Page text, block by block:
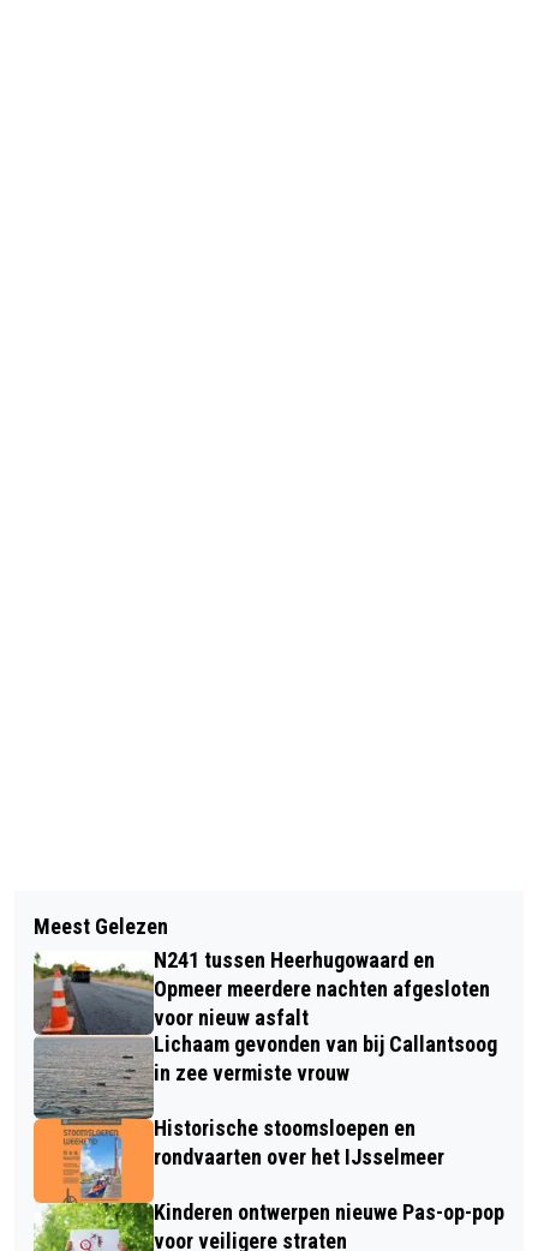
ONDER STOOM IN HERFSTVAKANTIE
EN TIJDENS WEEKEND VAN DE
WETENSCHAP
GROTE ZOEKACTIE NAAR VERMISTE
ALKMAARDER TIJN
Meest Gelezen
N241 tussen Heerhugowaard en
Opmeer meerdere nachten afgesloten
voor nieuw asfalt
Lichaam gevonden van bij Callantsoog
in zee vermiste vrouw
Historische stoomsloepen en
rondvaarten over het IJsselmeer
Kinderen ontwerpen nieuwe Pas-op-pop
voor veiligere straten